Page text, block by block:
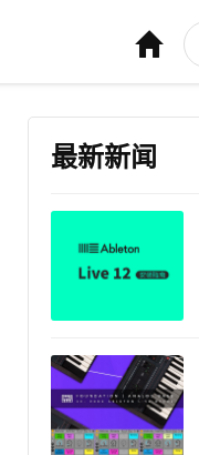
最新新闻